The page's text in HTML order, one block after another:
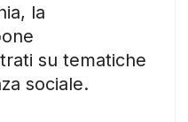
la
su tematiche
sociale.